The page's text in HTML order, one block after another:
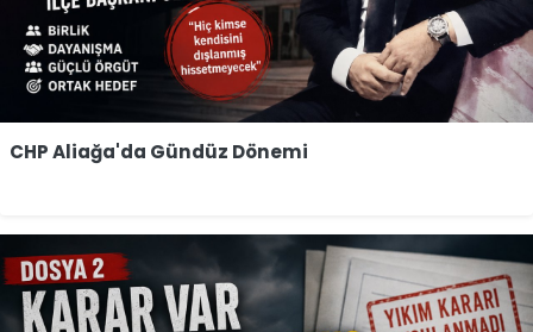
CHP Aliağa'da Gündüz Dönemi